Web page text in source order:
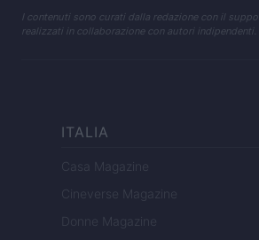
I contenuti sono curati dalla redazione con il
realizzati in collaborazione con autori indipendenti.
ITALIA
Casa Magazine
Cineverse Magazine
Donne Magazine